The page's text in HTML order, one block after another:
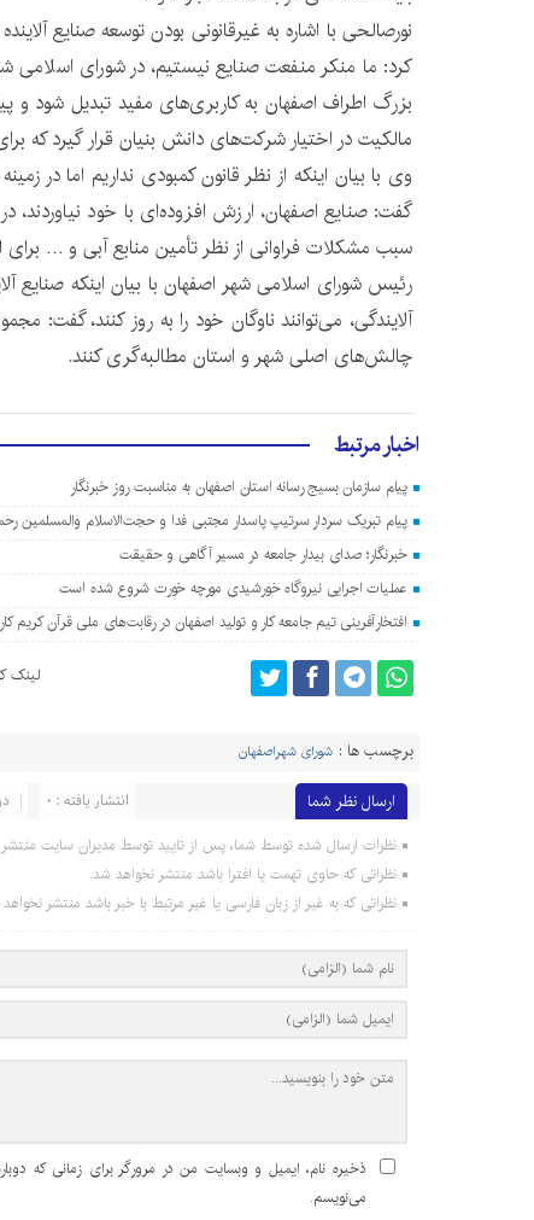
نورصالحی با اشاره به غیرقانونی بودن توسعه صنایع
کرد: ما منکر منفعت صنایع نیستیم، در شورای اسلامی
بزرگ اطراف اصفهان به کاربری‌های مفید تبدیل شود و
مالکیت در اختیار شرکت‌های دانش بنیان قرار گیرد که
وی با بیان اینکه از نظر قانون کمبودی نداریم اما در
گفت: صنایع اصفهان، ارزش افزوده‌ای با خود
سبب مشکلات فراوانی از نظر تأمین منابع آبی و …
رئیس شورای اسلامی شهر اصفهان با بیان اینکه صنایع
آلایندگی، می‌توانند ناوگان خود را به روز کنند، گفت:
چالش‌های اصلی شهر و استان مطالبه‌گری کنند.
اخبار مرتبط
پیام سازمان بسیج رسانه استان اصفهان به مناسبت روز خبرنگار
پیام تبریک سردار سرتیپ پاسدار مجتبی فدا و حجت‌الاسلام والمسلمین
خبرنگار؛ صدای بیدار جامعه در مسیر آگاهی و حقیقت
عملیات اجرایی نیروگاه خورشیدی مورچه خورت شروع شده است
افتخارآفرینی تیم جامعه کار و تولید اصفهان در رقابت‌های ملی قرآن کریم
لینک
برچسب ها : شورای شهراصفهان
ارسال نظر شما انتشار یافته : 0
نظرات ارسال شده توسط شما، پس از تایید توسط مدیران سایت
نظراتی که حاوی تهمت یا افترا باشد منتشر نخواهد شد.
نظراتی که به غیر از زبان فارسی یا غیر مرتبط با خبر باشد منتشر
ذخیره نام، ایمیل و وبسایت من در مرورگر برای زمانی که
می‌نویسم.